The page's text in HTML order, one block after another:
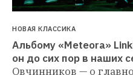
НОВАЯ КЛАССИКА
Альбому «Meteora»
он до сих пор в наших
Овчинников — о